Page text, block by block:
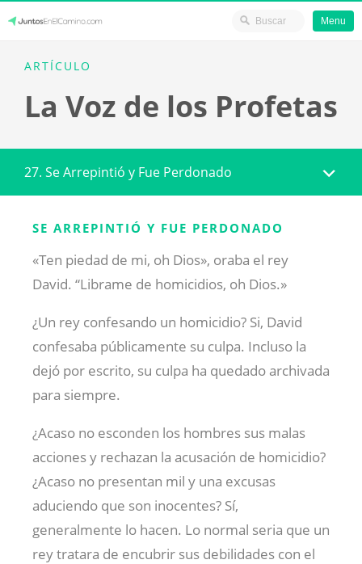
content
JuntosEnElCamino.com
Menu
ARTÍCULO
La Voz de los Profetas
27. Se Arrepintió y Fue Perdonado
SE ARREPINTIÓ Y FUE PERDONADO
«Ten piedad de mi, oh Dios», oraba el rey
David. “Librame de homicidios, oh Dios.»
¿Un rey confesando un homicidio? Si, David
confesaba públicamente su culpa. Incluso la
dejó por escrito, su culpa ha quedado archivada
para siempre.
¿Acaso no esconden los hombres sus malas
acciones y rechazan la acusación de homicidio?
¿Acaso no presentan mil y una excusas
aduciendo que son inocentes? Sí,
generalmente lo hacen. Lo normal seria que un
rey tratara de encubrir sus debilidades con el